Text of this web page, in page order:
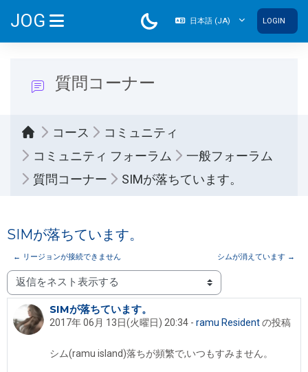
JOG 日本語 ‎(JA)‎ LOGIN
質問コーナー
コース
コミュニティ
コミュニティ フォーラム
一般フォーラム
質問コーナー
SIMが落ちています。
SIMが落ちています。
← リージョンが接続できません シムが消えています →
表示モード
SIMが落ちています。
2017年 06月 13日(火曜日) 20:34 - ramu Residentの投稿
返信数: 3
シム(ramu island)落ちが頻繁で,いつもすみません。